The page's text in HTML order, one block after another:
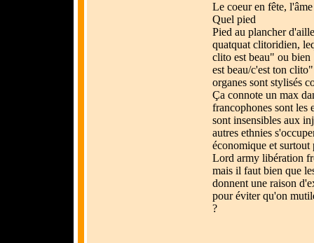
Le coeur en fête,
Quel pied
Pied au plancher
quatquat clitoridien,
clito est beau" ou
est beau/c'est ton
organes sont stylisés
Ça connote un max
francophones sont les
sont insensibles aux
autres ethnies
économique et
Lord army libération
mais il faut bien que
donnent une raison
pour éviter qu'on
?